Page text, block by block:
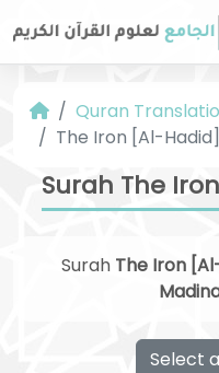
Quran
The Iron [Al-Hadid]
Surah The
Surah The Iron
Select